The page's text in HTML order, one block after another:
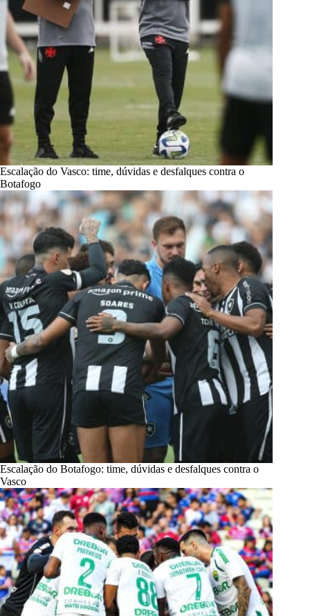
Escalação do Vasco: time, dúvidas e desfalques contra o
Botafogo
Escalação do Botafogo: time, dúvidas e desfalques contra o
Vasco